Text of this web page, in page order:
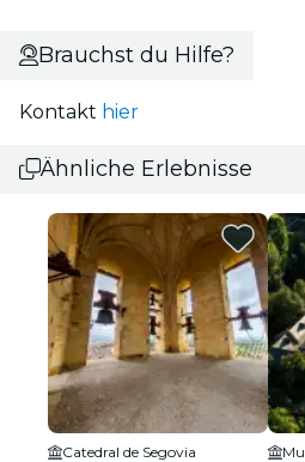
Brauchst du Hilfe?
Kontakt hier
Ähnliche Erlebnisse
Catedral de Segovia